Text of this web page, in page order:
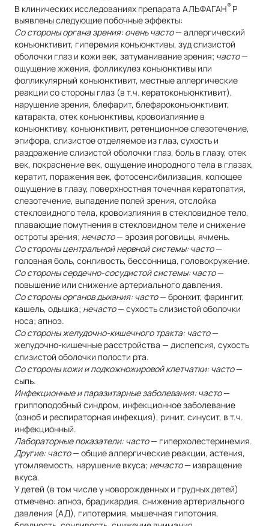
В клинических исследованиях препарата АЛЬФАГАН® Р
выявлены следующие побочные эффекты:
Со стороны органа зрения: очень часто— аллергический
конъюнктивит, гиперемия конъюнктивы, зуд слизистой
оболочки глаз и кожи век, затуманивание зрения; часто—
ощущение жжения, фолликулез конъюнктивы или
фолликулярный конъюнктивит, местные аллергические
реакции со стороны глаз (в т.ч. кератоконъюнктивит),
нарушение зрения, блефарит, блефароконъюнктивит,
катаракта, отек конъюнктивы, кровоизлияние в
конъюнктиву, конъюнктивит, ретенционное слезотечение,
эпифора, слизистое отделяемое из глаз, сухость и
раздражение слизистой оболочки глаз, боль в глазу, отек
век, покраснение век, ощущение инородного тела в глазах,
кератит, поражения век, фотосенсибилизация, колющее
ощущение в глазу, поверхностная точечная кератопатия,
слезотечение, выпадение полей зрения, отслойка
стекловидного тела, кровоизлияния в стекловидное тело,
плавающие помутнения в стекловидном теле и снижение
остроты зрения; нечасто— эрозия роговицы, ячмень.
Со стороны центральной нервной системы: часто—
головная боль, сонливость, бессонница, головокружение.
Со стороны сердечно-сосудистой системы: часто—
повышение или снижение артериального давления.
Со стороны органов дыхания: часто— бронхит, фарингит,
кашель, одышка; нечасто— сухость слизистой оболочки
носа; апноэ.
Со стороны желудочно-кишечного тракта: часто—
желудочно-кишечные расстройства — диспепсия, сухость
слизистой оболочки полости рта.
Со стороны кожи и подкожножировой клетчатки: часто—
сыпь.
Инфекционные и паразитарные заболевания: часто—
гриппоподобный синдром, инфекционное заболевание
(озноб и респираторная инфекция), ринит, синусит, в т.ч.
инфекционный.
Лабораторные показатели: часто— гиперхолестеринемия.
Другие: часто— общие аллергические реакции, астения,
утомляемость, нарушение вкуса; нечасто— извращение
вкуса.
У детей (в том числе у новорожденных и грудных детей)
отмечено: апноэ, брадикардия, снижение артериального
давления (АД), гипотермия, мышечная гипотония,